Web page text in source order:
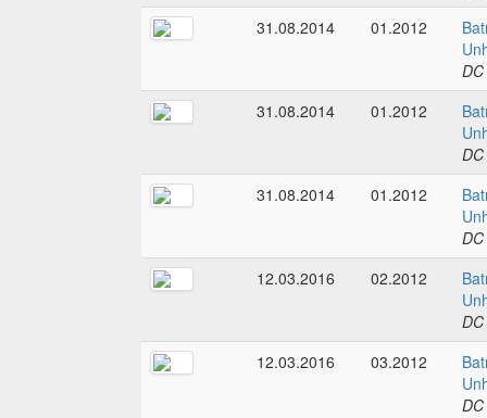
31.08.2014
01.2012
31.08.2014
01.2012
31.08.2014
01.2012
12.03.2016
02.2012
12.03.2016
03.2012